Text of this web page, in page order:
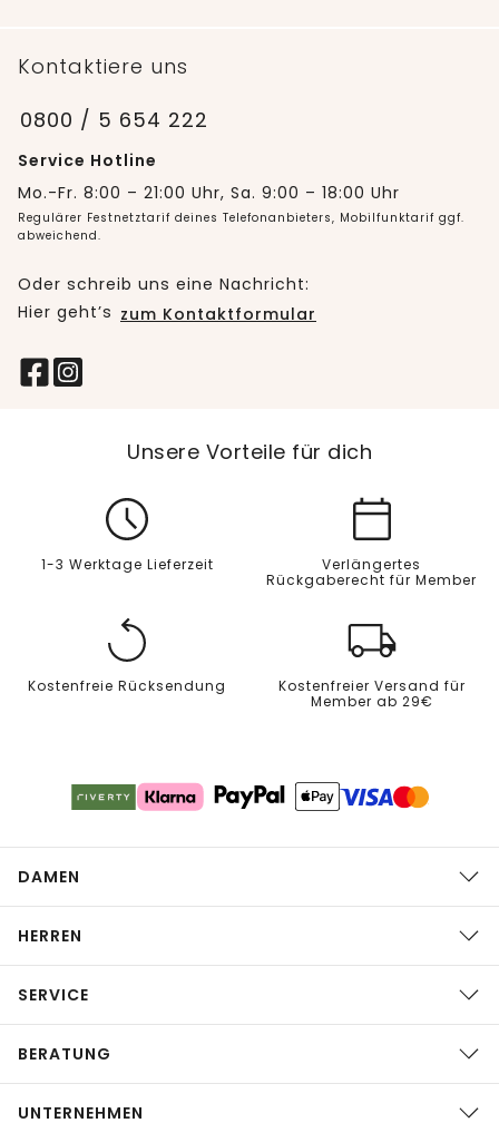
Kontaktiere uns
0800 / 5 654 222
Service Hotline
Mo.-Fr. 8:00 – 21:00 Uhr, Sa. 9:00 – 18:00 Uhr
Regulärer Festnetztarif deines Telefonanbieters, Mobilfunktarif ggf.
abweichend.
Oder schreib uns eine Nachricht:
Hier geht’s zum Kontaktformular
Unsere Vorteile für dich
1-3 Werktage Lieferzeit
Verlängertes
Rückgaberecht für Member
Kostenfreie Rücksendung
Kostenfreier Versand für
Member ab 29€
DAMEN
HERREN
SERVICE
BERATUNG
UNTERNEHMEN